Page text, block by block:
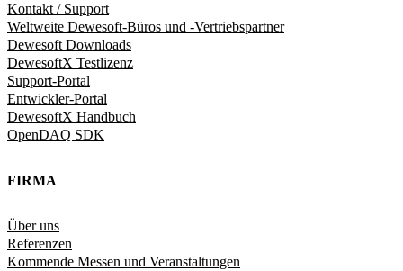
Kontakt / Support
Weltweite Dewesoft-Büros und -Vertriebspartner
Dewesoft Downloads
DewesoftX Testlizenz
Support-Portal
Entwickler-Portal
DewesoftX Handbuch
OpenDAQ SDK
FIRMA
Über uns
Referenzen
Kommende Messen und Veranstaltungen